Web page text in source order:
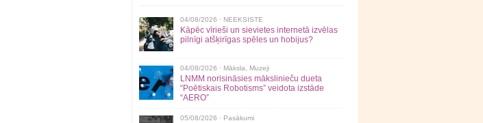
04/08/2026 · NEEKSISTE
Kāpēc vīrieši un sievietes internetā izvēlas
pilnīgi atšķirīgas spēles un hobijus?
04/08/2026 · Māksla Muzeji
LNMM norisināsies mākslinieču dueta
“Poētiskais Robotisms” veidota izstāde
“AERO”
05/08/2026 · Pasākumi